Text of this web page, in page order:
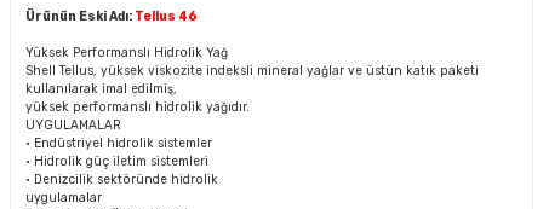
Ürünün Eski Adı: Tellus 46
Yüksek Performanslı Hidrolik Yağ
Shell Tellus, yüksek viskozite indeksli mineral yağlar ve üstün katık paketi
kullanılarak imal edilmiş,
yüksek performanslı hidrolik yağıdır.
UYGULAMALAR
• Endüstriyel hidrolik sistemler
• Hidrolik güç iletim sistemleri
• Denizcilik sektöründe hidrolik
uygulamalar